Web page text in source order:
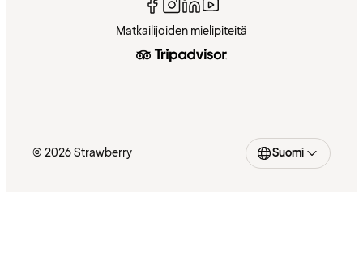
Matkailijoiden mielipiteitä
© 2026 Strawberry Suomi